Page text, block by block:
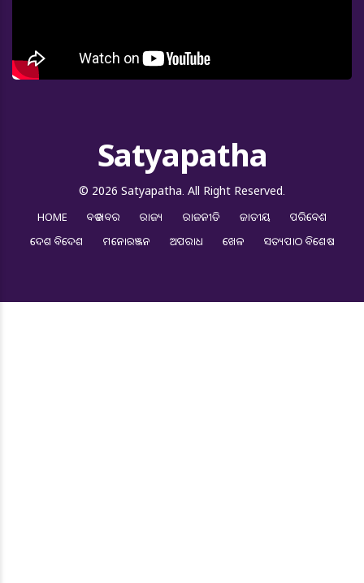
Satyapatha
© 2026 Satyapatha. All Right Reserved.
HOME ବଡ ଖବର ରାଜ୍ୟ ରାଜନୀତି ଜାତୀୟ
ପରିବେଶ
ଦେଶ ବିଦେଶ
ମନୋରଞ୍ଜନ ଅପରାଧ ଖେଳ ସତ୍ୟପାଠ ବିଶେଷ